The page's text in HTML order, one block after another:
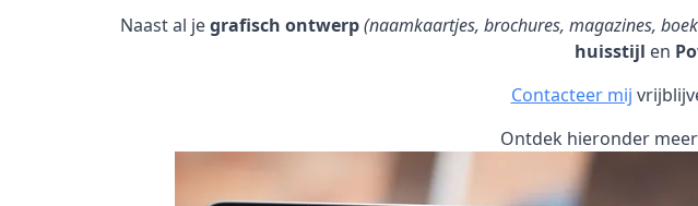
Naast al jegrafisch ontwerp(naamkaartjes, brochures, magazines,
huisstijl en
Contacteer mij
Ontdek hieronder